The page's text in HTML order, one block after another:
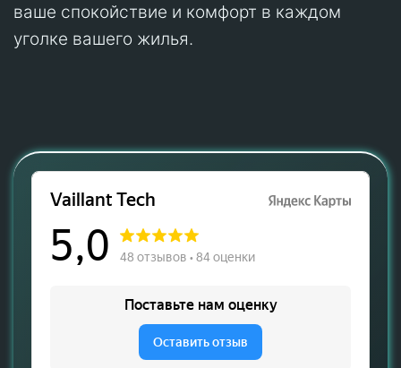
ваше спокойствие и комфорт в каждом
уголке вашего жилья.